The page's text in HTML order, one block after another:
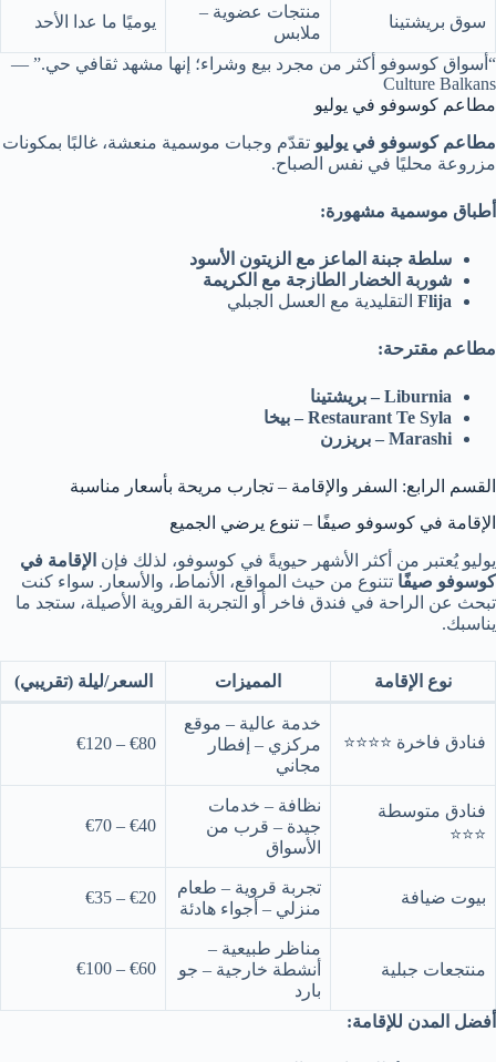
سوق بريشتينا
منتجات عضوية –
ملابس
يوميًا ما عدا الأحد
“أسواق كوسوفو أكثر من مجرد بيع وشراء؛ إنها مشهد ثقافي حي.” —
Culture Balkans
مطاعم كوسوفو في يوليو
مطاعم كوسوفو في يوليو تقدّم وجبات موسمية منعشة، غالبًا بمكونات
مزروعة محليًا في نفس الصباح.
أطباق موسمية مشهورة:
سلطة جبنة الماعز مع الزيتون الأسود
شوربة الخضار الطازجة مع الكريمة
Flija التقليدية مع العسل الجبلي
مطاعم مقترحة:
Liburnia – بريشتينا
Restaurant Te Syla – بيخا
Marashi – بريزرن
القسم الرابع: السفر والإقامة – تجارب مريحة بأسعار مناسبة
الإقامة في كوسوفو صيفًا – تنوع يرضي الجميع
يوليو يُعتبر من أكثر الأشهر حيويةً في كوسوفو، لذلك فإن الإقامة في
كوسوفو صيفًا تتنوع من حيث المواقع، الأنماط، والأسعار. سواء كنت
تبحث عن الراحة في فندق فاخر أو التجربة القروية الأصيلة، ستجد ما
يناسبك.
نوع الإقامة المميزات السعر/ليلة (تقريبي)
فنادق فاخرة ⭐⭐⭐⭐
خدمة عالية – موقع
مركزي – إفطار
مجاني
€80 – €120
فنادق متوسطة
⭐⭐⭐
نظافة – خدمات
جيدة – قرب من
الأسواق
€40 – €70
بيوت ضيافة
تجربة قروية – طعام
منزلي – أجواء هادئة
€20 – €35
منتجعات جبلية
مناظر طبيعية –
أنشطة خارجية – جو
بارد
€60 – €100
أفضل المدن للإقامة: